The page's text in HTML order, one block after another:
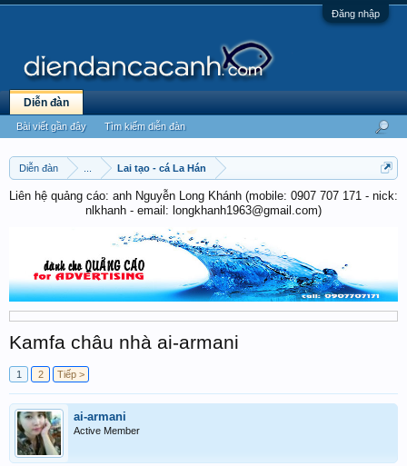
Đăng nhập
Diễn đàn Lai tạo - cá La Hán
Liên hệ quảng cáo: anh Nguyễn Long Khánh (mobile: 0907 707 171 - nick:
nlkhanh - email: longkhanh1963@gmail.com)
Kamfa châu nhà ai-armani
1 2 Tiếp >
ai-armani
Active Member
Diễn đàn
Bài viết gần đây Tìm kiếm diễn đàn